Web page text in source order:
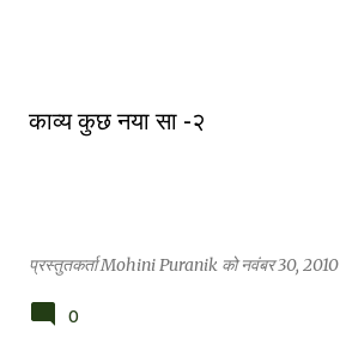
काव्य कुछ नया सा -२
प्रस्तुतकर्ताMohini Puranik कोनवंबर 30, 2010
0